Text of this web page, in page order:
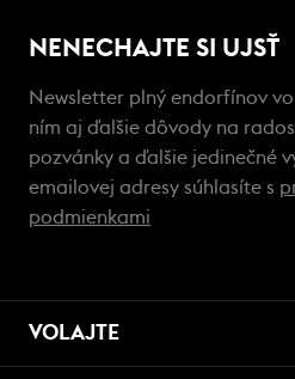
NENECHAJTE SI UJSŤ
Newsletter plný endorfínov
ním aj ďalšie dôvody na
pozvánky a ďalšie jedinečné
emailovej adresy súhlasíte s
podmienkami
VOLAJTE